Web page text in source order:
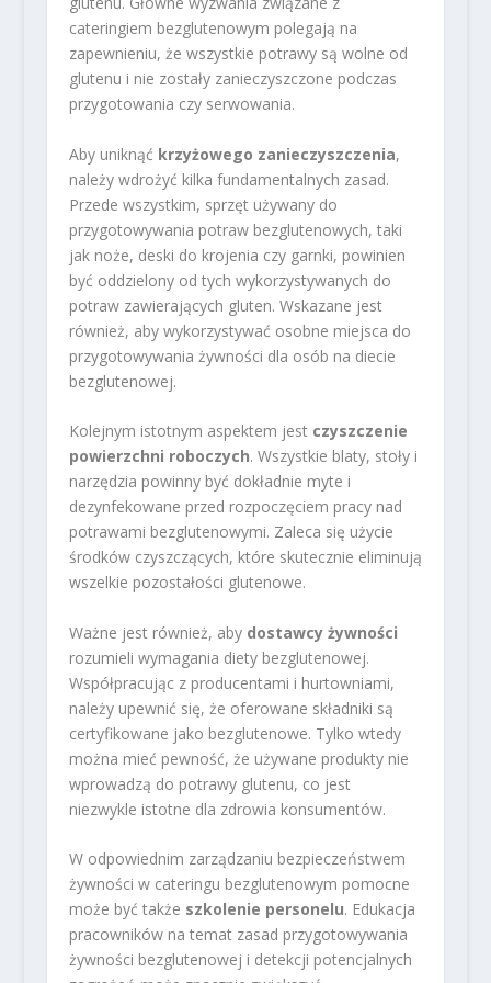
cateringiem bezglutenowym polegają na
zapewnieniu, że wszystkie potrawy są wolne od
glutenu i nie zostały zanieczyszczone podczas
przygotowania czy serwowania.
Aby uniknąć krzyżowego zanieczyszczenia,
należy wdrożyć kilka fundamentalnych zasad.
Przede wszystkim, sprzęt używany do
przygotowywania potraw bezglutenowych, taki
jak noże, deski do krojenia czy garnki, powinien
być oddzielony od tych wykorzystywanych do
potraw zawierających gluten. Wskazane jest
również, aby wykorzystywać osobne miejsca do
przygotowywania żywności dla osób na diecie
bezglutenowej.
Kolejnym istotnym aspektem jest czyszczenie
powierzchni roboczych. Wszystkie blaty, stoły i
narzędzia powinny być dokładnie myte i
dezynfekowane przed rozpoczęciem pracy nad
potrawami bezglutenowymi. Zaleca się użycie
środków czyszczących, które skutecznie eliminują
wszelkie pozostałości glutenowe.
Ważne jest również, aby dostawcy żywności
rozumieli wymagania diety bezglutenowej.
Współpracując z producentami i hurtowniami,
należy upewnić się, że oferowane składniki są
certyfikowane jako bezglutenowe. Tylko wtedy
można mieć pewność, że używane produkty nie
wprowadzą do potrawy glutenu, co jest
niezwykle istotne dla zdrowia konsumentów.
W odpowiednim zarządzaniu bezpieczeństwem
żywności w cateringu bezglutenowym pomocne
może być także szkolenie personelu. Edukacja
pracowników na temat zasad przygotowywania
żywności bezglutenowej i detekcji potencjalnych